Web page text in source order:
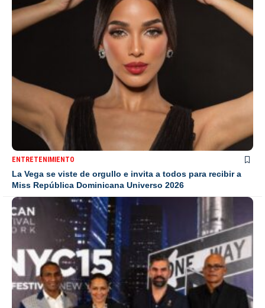
ENTRETENIMIENTO
La Vega se viste de orgullo e invita a todos para recibir a
Miss República Dominicana Universo 2026